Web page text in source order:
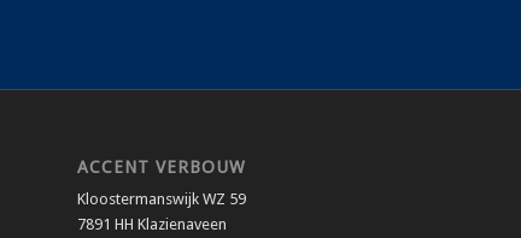
ACCENT VERBOUW
Kloostermanswijk WZ 59
7891 HH Klazienaveen